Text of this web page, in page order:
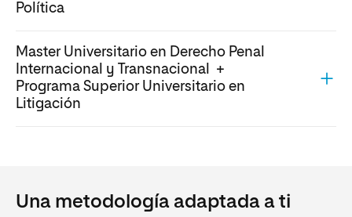
Política
Master Universitario en Derecho Penal
Internacional y Transnacional +
Programa Superior Universitario en
Litigación
Una metodología adaptada a ti